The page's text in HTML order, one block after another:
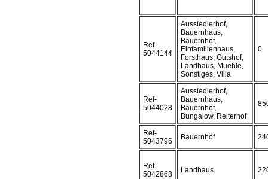
Ref-
5044144
Aussiedlerhof,
Bauernhaus,
Bauernhof,
Einfamilienhaus,
Forsthaus, Gutshof,
Landhaus, Muehle,
Sonstiges, Villa
0
Ref-
5044028
Aussiedlerhof,
Bauernhaus,
Bauernhof,
Bungalow, Reiterhof
Ref-
5043796
Bauernhof
Ref-
5042868
Landhaus